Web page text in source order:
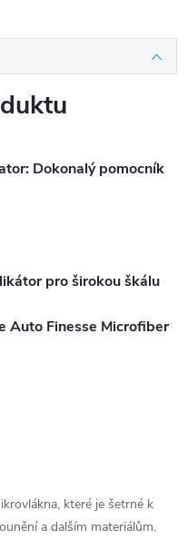
Dokonalý pomocník
pro širokou škálu
Auto Finesse Microfiber
které je šetrné k
a dalším materiálům.